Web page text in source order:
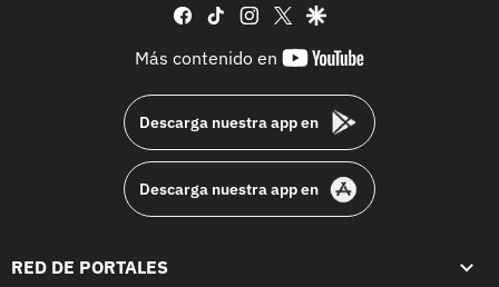
facebook
tiktok instagram
twittergoogle
Más contenido en
youtube-
Descarga nuestra app en
Descarga nuestra app en
RED DE PORTALES